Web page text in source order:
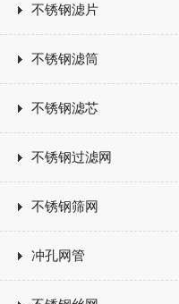
不锈钢滤片
不锈钢滤筒
不锈钢滤芯
不锈钢过滤网
不锈钢筛网
冲孔网管